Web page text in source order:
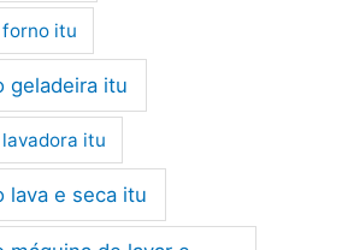
itu
geladeira itu
itu
lava e seca itu